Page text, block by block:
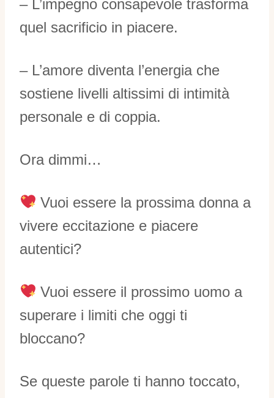
– L’impegno consapevole trasforma
quel sacrificio in piacere.
– L’amore diventa l’energia che
sostiene livelli altissimi di intimità
personale e di coppia.
Ora dimmi…
Vuoi essere la prossima donna a
vivere eccitazione e piacere
autentici?
Vuoi essere il prossimo uomo a
superare i limiti che oggi ti
bloccano?
Se queste parole ti hanno toccato,